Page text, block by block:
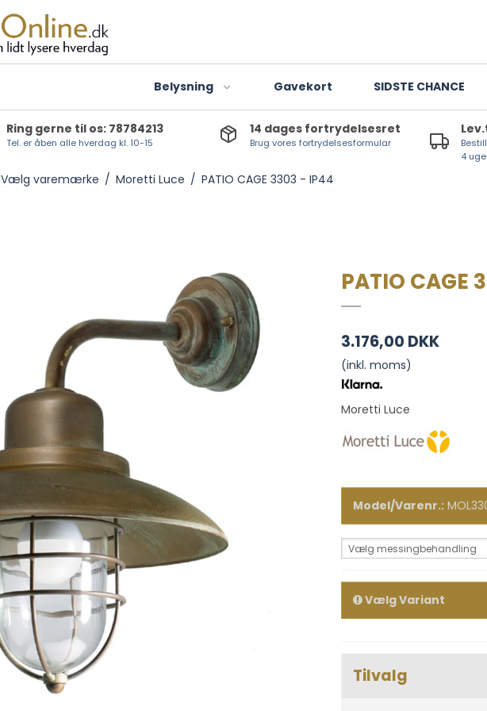
Belysning
Moretti Luce
Udendørslamper
Gavekort SIDSTE CHANCE
Ring gerne til os: 78784213
Tel. er åben alle hverdag kl. 10-15
14 dages fortrydelsesret
Brug vores fortrydelsesformular
4
Vælg varemærke / Moretti Luce / PATIO CAGE 3303 - IP44
PATIO CAGE
3.176,00 DKK
(inkl. moms)
Moretti Luce
Model/Varenr.:
Vælg messingbehandling
Vælg Variant
Tilvalg